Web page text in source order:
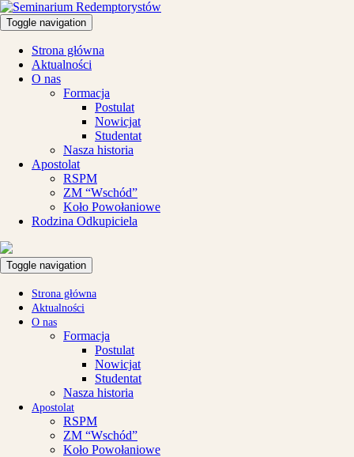
Toggle navigation
Strona główna
Aktualności
O nas
Formacja
Postulat
Nowicjat
Studentat
Nasza historia
Apostolat
RSPM
ZM “Wschód”
Koło Powołaniowe
Rodzina Odkupiciela
Toggle navigation
Strona główna
Aktualności
O nas
Formacja
Postulat
Nowicjat
Studentat
Nasza historia
Apostolat
RSPM
ZM “Wschód”
Koło Powołaniowe